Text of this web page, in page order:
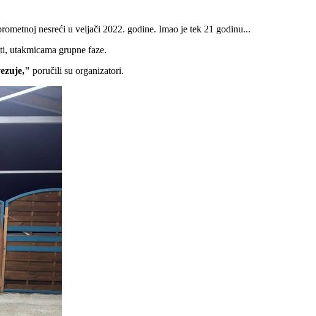
nesreći u veljači 2022. godine. Imao je tek 21 godinu...
utakmicama grupne faze.
poručili su organizatori.